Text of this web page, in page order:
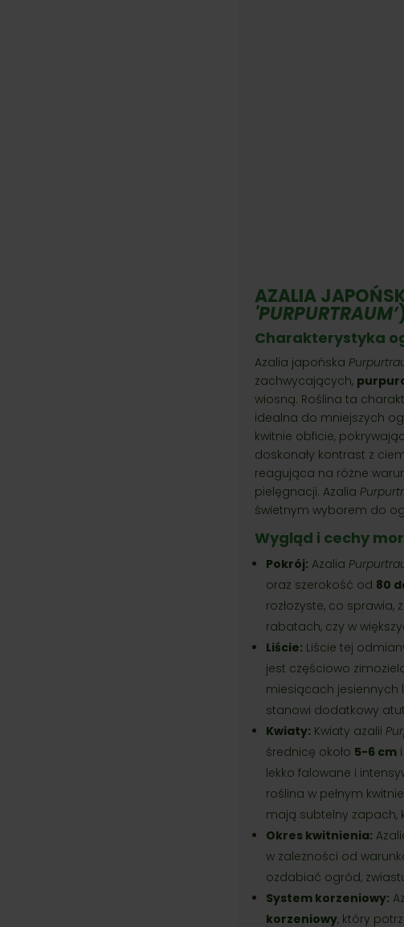
AZALIA
'PURPURTRAUM’
Charakterystyka
Azalia japońska
zachwycających,
wiosną. Roślina ta
idealna do mniejszych
kwitnie obficie,
doskonały kontrast z
reagująca na różne
pielęgnacji. Azalia
świetnym wyborem do
Wygląd i cechy
Pokrój: Azalia
oraz szerokość od 80
rozłożyste, co
rabatach, czy w
Liście: Liście tej
jest częściowo
miesiącach jesiennych
stanowi dodatkowy
Kwiaty: Kwiaty azalii
średnicę około 5-6 cm
lekko falowane i
roślina w pełnym
mają subtelny zapach,
Okres kwitnienia:
w zależności od
ozdabiać ogród,
System korzeniowy:
korzeniowy, który